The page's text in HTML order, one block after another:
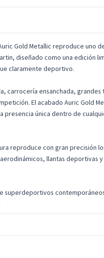
Gold Metallic reproduce uno
diseñado como una edición
claramente deportivo.
carrocería ensanchada, grandes
El acabado Auric Gold
presencia única dentro de
reproduce con gran precisión
llantas deportivas y
superdeportivos